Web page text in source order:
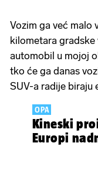
Vozim ga već malo
kilometara gradske
automobil u mojoj
tko će ga danas
SUV-a radije biraju
OPA
Kineski
Europi